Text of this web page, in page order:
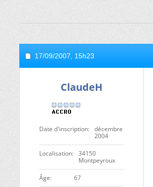
17/09/2007, 15h23
ClaudeH
Date d'inscription
décembre
2004
Localisation
34150
Montpeyroux
ge 67